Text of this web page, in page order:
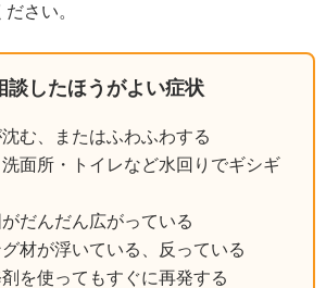
さい。
談したほうがよい症状
む、またはふわふわする
面所・トイレなど水回りでギシギ
だんだん広がっている
材が浮いている、反っている
を使ってもすぐに再発する